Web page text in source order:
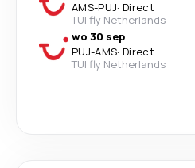
AMS-PUJ· Direct
TUI fly Netherlands
wo 30 sep
PUJ-AMS· Direct
TUI fly Netherlands